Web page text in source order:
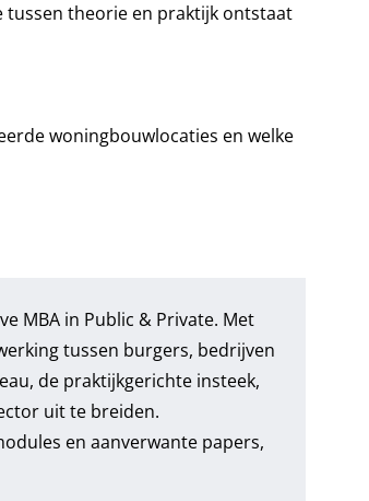
theorie en praktijk ontstaat
woningbouwlocaties en welke
MBA in Public & Private. Met
tussen burgers, bedrijven
de praktijkgerichte insteek,
uit te breiden.
en aanverwante papers,